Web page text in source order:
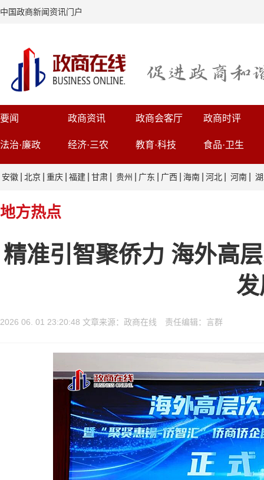
中国政商新闻资讯门户
要闻 政商资讯 政商会客厅 政商时评
法治·廉政 经济·三农 教育·科技 食品·卫生
安徽 北京 重庆 福建 甘肃 贵州 广东 广西 海南 河北 河南
地方热点
精准引智聚侨力 海外高
2026 06. 01 23:20:48 文章来源：政商在线 责任编辑：言群